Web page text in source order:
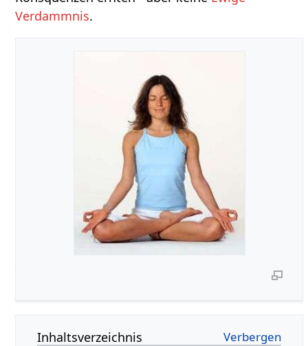
Verdammnis.
Inhaltsverzeichnis